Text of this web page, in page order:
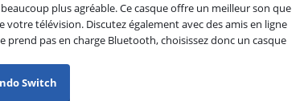
plus agréable. Ce casque offre un meilleur son que
télévision. Discutez également avec des amis en ligne
prend pas en charge Bluetooth, choisissez donc un casque
Switch